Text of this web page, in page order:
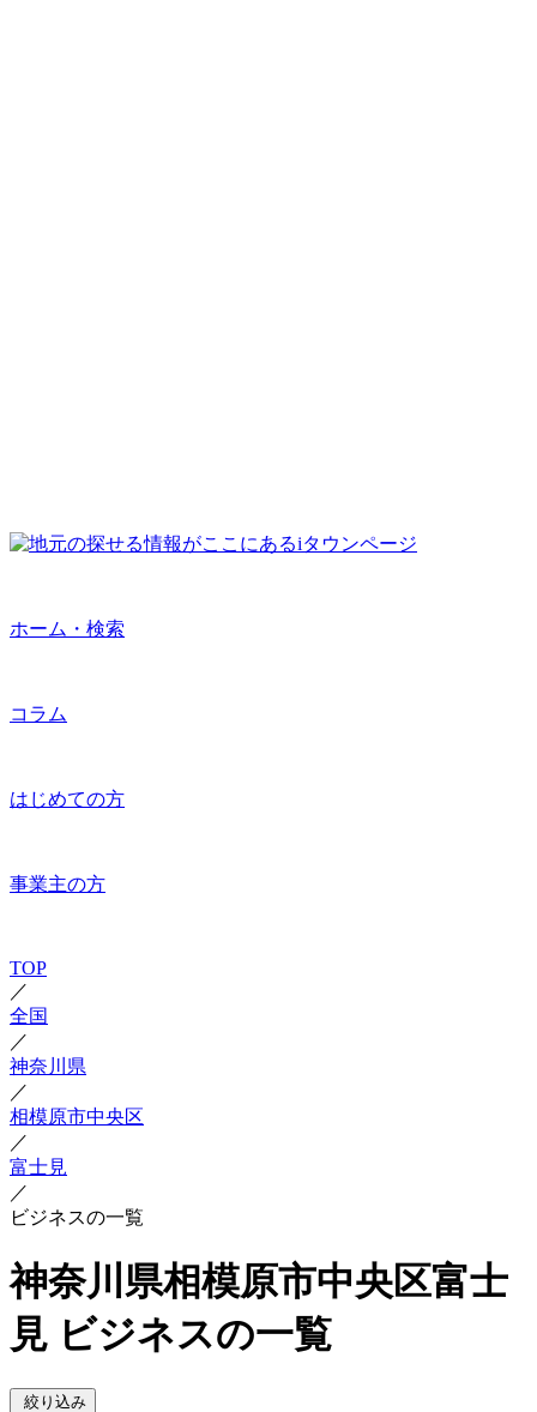
ホーム・検索
コラム
はじめての方
事業主の方
TOP
／
全国
／
神奈川県
／
相模原市中央区
／
富士見
／
ビジネスの一覧
神奈川県相模原市中央区富士
見 ビジネスの一覧
絞り込み